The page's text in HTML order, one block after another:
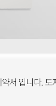
서 입니다.